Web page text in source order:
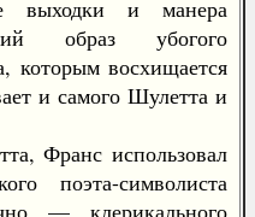
выходки и манера
образ убогого
которым восхищается
и самого Шулетта и
Франс использовал
поэта-символиста
— клерикального